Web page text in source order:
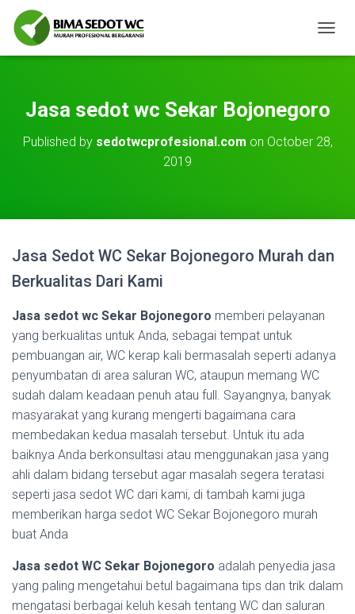
O
E
A
T
O
Jasa sedot wc Sekar Bojonegoro
Published by sedotwcprofesional.com on October 28,
2019
Jasa Sedot WC Sekar Bojonegoro Murah dan
Berkualitas Dari Kami
Jasa sedot wc Sekar Bojonegoro memberi pelayanan
yang berkualitas untuk Anda, sebagai tempat untuk
pembuangan air, WC kerap kali bermasalah seperti adanya
penyumbatan di area saluran WC, ataupun memang WC
sudah dalam keadaan penuh atau full. Sayangnya, banyak
masyarakat yang kurang mengerti bagaimana cara
membedakan kedua masalah tersebut. Untuk itu ada
baiknya Anda berkonsultasi atau menggunakan jasa yang
ahli dalam bidang tersebut agar masalah segera teratasi
seperti jasa sedot WC dari kami, di tambah kami juga
memberikan harga sedot WC Sekar Bojonegoro murah
buat Anda
Jasa sedot WC Sekar Bojonegoro adalah penyedia jasa
yang paling mengetahui betul bagaimana tips dan trik dalam
mengatasi berbagai keluh kesah tentang WC dan saluran